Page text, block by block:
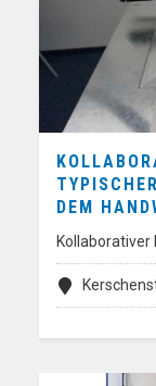
DEM
Kollaborativer